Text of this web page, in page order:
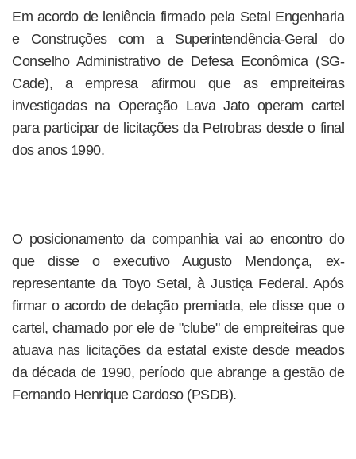
Em acordo de leniência firmado pela Setal Engenharia
e Construções com a Superintendência-Geral do
Conselho Administrativo de Defesa Econômica (SG-
Cade), a empresa afirmou que as empreiteiras
investigadas na Operação Lava Jato operam cartel
para participar de licitações da Petrobras desde o final
dos anos 1990.
O posicionamento da companhia vai ao encontro do
que disse o executivo Augusto Mendonça, ex-
representante da Toyo Setal, à Justiça Federal. Após
firmar o acordo de delação premiada, ele disse que o
cartel, chamado por ele de "clube" de empreiteiras que
atuava nas licitações da estatal existe desde meados
da década de 1990, período que abrange a gestão de
Fernando Henrique Cardoso (PSDB).